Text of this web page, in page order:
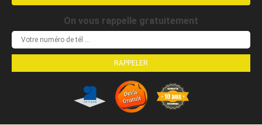
On vous rappelle gratuitement